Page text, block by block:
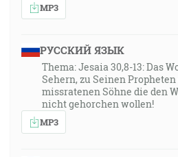
MP3
РУССКИЙ ЯЗЫК
Thema: Jesaia 30,8-13: Das
Sehern, zu Seinen
missratenen Söhne die den
nicht gehorchen wollen!
MP3